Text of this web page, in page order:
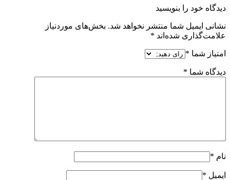
دیدگاه خود را بنویسید
نشانی ایمیل شما منتشر نخواهد شد. بخش‌های موردنیاز
علامت‌گذاری شده‌اند *
امتیاز شما *
دیدگاه شما *
نام *
ایمیل *